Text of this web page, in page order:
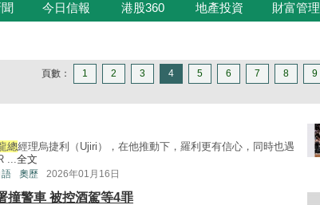
今日信報 港股360 地產投資 財富管理
頁數： 1 2 3 4 5 6 7 8 9
總經理烏捷利（Ujiri），在他推動下，羅利更有信心，同時也遇
...全文
奧歷 2026年01月16日
撞警車 被控酒駕等4罪